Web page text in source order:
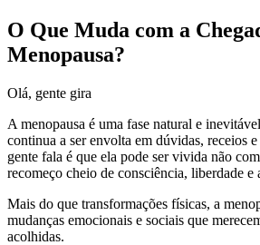
O Que Muda com a
Menopausa?
Olá, gente gira
A menopausa é uma fase natural e
continua a ser envolta em dúvidas, receios
gente fala é que ela pode ser vivida não
recomeço cheio de consciência, liberdade e
Mais do que transformações físicas, a
mudanças emocionais e sociais que
acolhidas.